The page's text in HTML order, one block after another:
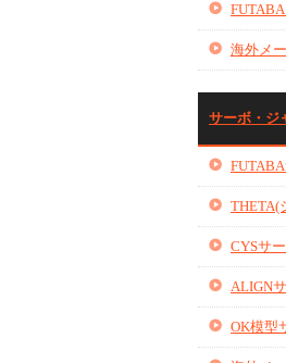
海外メ
サーボ・ジ
THETA(
CYSサ
ALIGN
OK模型